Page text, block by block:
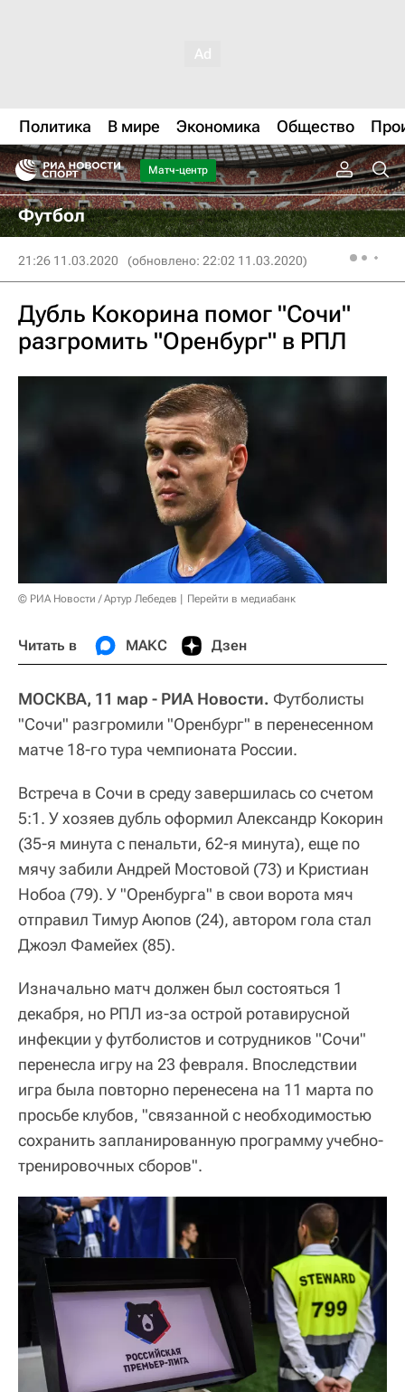
Политика В мире Экономика Общество
Матч-центр
Футбол
21:26 11.03.2020 (обновлено: 22:02 11.03.2020)
Дубль Кокорина помог "Сочи"
разгромить "Оренбург" в РПЛ
© РИА Новости / Артур Лебедев Перейти в медиабанк
Читать в МАКС Дзен
МОСКВА, 11 мар - РИА Новости. Футболисты
"Сочи" разгромили "Оренбург" в перенесенном
матче 18-го тура чемпионата России.
Встреча в Сочи в среду завершилась со счетом
5:1. У хозяев дубль оформил Александр Кокорин
(35-я минута с пенальти, 62-я минута), еще по
мячу забили Андрей Мостовой (73) и Кристиан
Нобоа (79). У "Оренбурга" в свои ворота мяч
отправил Тимур Аюпов (24), автором гола стал
Джоэл Фамейех (85).
Изначально матч должен был состояться 1
декабря, но РПЛ из-за острой ротавирусной
инфекции у футболистов и сотрудников "Сочи"
перенесла игру на 23 февраля. Впоследствии
игра была повторно перенесена на 11 марта по
просьбе клубов, "связанной с необходимостью
сохранить запланированную программу учебно-
тренировочных сборов".